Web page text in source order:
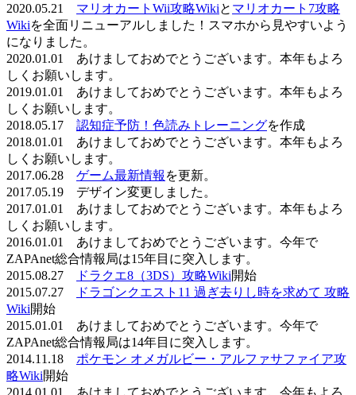
2020.05.21 マリオカートWii攻略Wikiと マリオカート7攻略
Wikiを全面リニューアルしました！スマホから見やすいよう
になりました。
2020.01.01 あけましておめでとうございます。本年もよろ
しくお願いします。
2019.01.01 あけましておめでとうございます。本年もよろ
しくお願いします。
2018.05.17 認知症予防！色読みトレーニングを作成
2018.01.01 あけましておめでとうございます。本年もよろ
しくお願いします。
2017.06.28 ゲーム最新情報 を更新。
2017.05.19 デザイン変更しました。
2017.01.01 あけましておめでとうございます。本年もよろ
しくお願いします。
2016.01.01 あけましておめでとうございます。今年で
ZAPAnet総合情報局は15年目に突入します。
2015.08.27
ドラクエ8（3DS）攻略Wiki開始
2015.07.27
ドラゴンクエスト11 過ぎ去りし時を求めて 攻略
Wiki開始
2015.01.01 あけましておめでとうございます。今年で
ZAPAnet総合情報局は14年目に突入します。
2014.11.18 ポケモン オメガルビー・アルファサファイア攻
略Wiki開始
2014.01.01 あけましておめでとうございます。今年もよろ